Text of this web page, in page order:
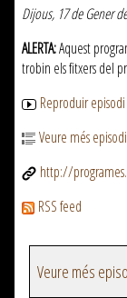
Dijous, 17 de Gener
ALERTA:Aquest
trobin els fitxers del
Reproduir episodi
Veure més
http://
RSS feed